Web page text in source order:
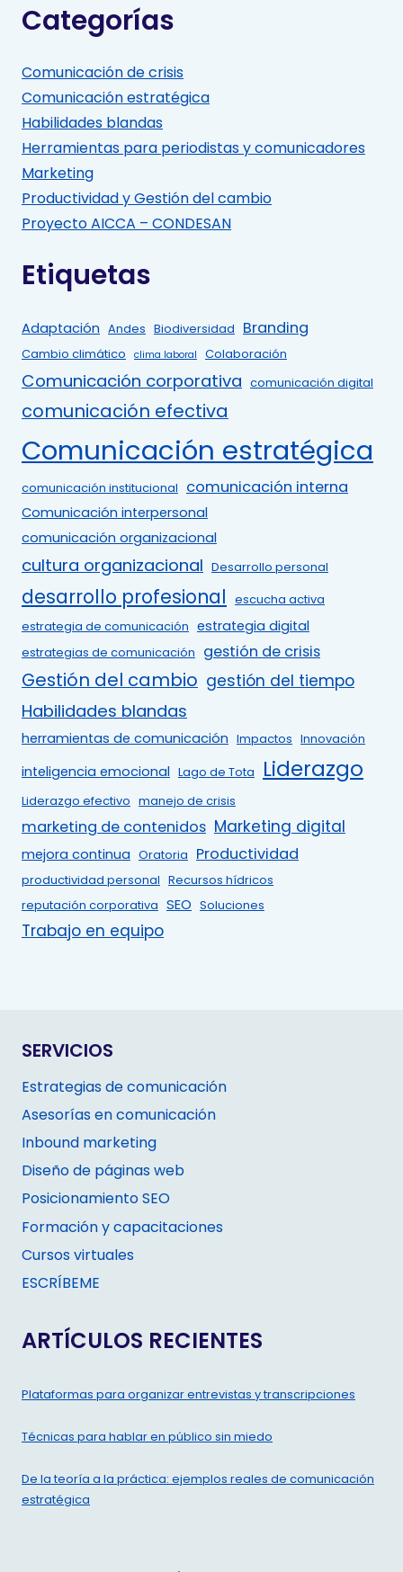
Categorías
Comunicación de crisis
Comunicación estratégica
Habilidades blandas
Herramientas para periodistas y comunicadores
Marketing
Productividad y Gestión del cambio
Proyecto AICCA – CONDESAN
Etiquetas
Adaptación Andes Biodiversidad Branding
Cambio climático clima laboral Colaboración
Comunicación corporativa comunicación digital
comunicación efectiva
Comunicación estratégica
comunicación institucional comunicación interna
Comunicación interpersonal
comunicación organizacional
cultura organizacional Desarrollo personal
desarrollo profesional escucha activa
estrategia de comunicación estrategia digital
estrategias de comunicación gestión de crisis
Gestión del cambio gestión del tiempo
Habilidades blandas
herramientas de comunicación Impactos Innovación
inteligencia emocional Lago de Tota Liderazgo
Liderazgo efectivo manejo de crisis
marketing de contenidos Marketing digital
mejora continua Oratoria Productividad
productividad personal Recursos hídricos
reputación corporativa SEO Soluciones
Trabajo en equipo
SERVICIOS
Estrategias de comunicación
Asesorías en comunicación
Inbound marketing
Diseño de páginas web
Posicionamiento SEO
Formación y capacitaciones
Cursos virtuales
ESCRÍBEME
ARTÍCULOS RECIENTES
Plataformas para organizar entrevistas y transcripciones
Técnicas para hablar en público sin miedo
De la teoría a la práctica: ejemplos reales de comunicación
estratégica